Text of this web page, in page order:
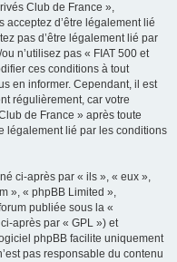
Club de France »,
acceptez d’être légalement lié
pas d’être légalement lié par
n’utilisez pas « FIAT 500 et
ces conditions à tout
en informer. Cependant, il est
régulièrement, car votre
de France » après toute
légalement lié par les conditions
ci-après par « ils », « eux »,
», « phpBB Limited »,
publiée sous la «
après par « GPL ») et
phpBB facilite uniquement
pas responsable du contenu